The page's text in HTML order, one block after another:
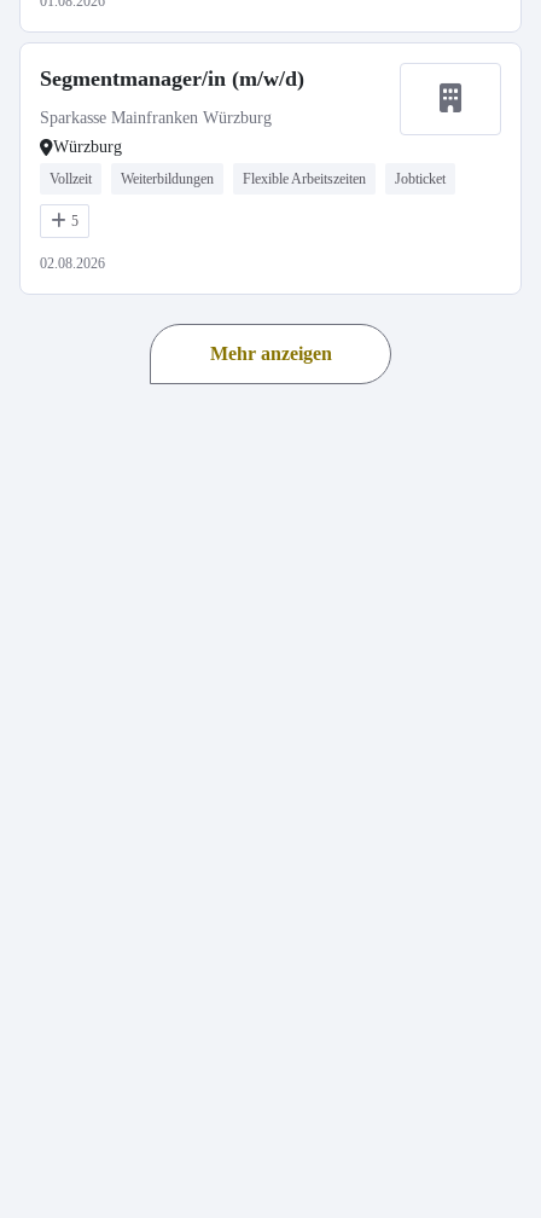
Segmentmanager/in (m/w/d)
Sparkasse Mainfranken Würzburg
Würzburg
Vollzeit Weiterbildungen Flexible Arbeitszeiten Jobticket
5
02.08.2026
Mehr anzeigen